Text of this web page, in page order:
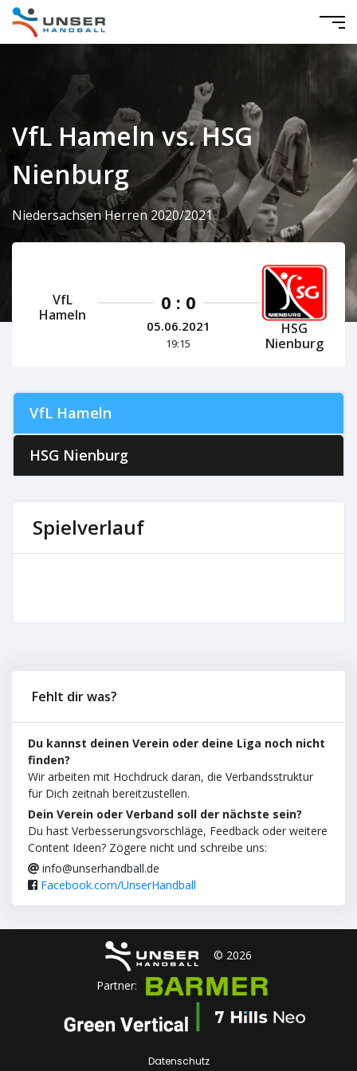
VfL Hameln vs. HSG
Nienburg
Niedersachsen Herren 2020/2021
VfL
Hameln
0 : 0
05.06.2021
19:15
HSG
Nienburg
VfL Hameln
HSG Nienburg
Spielverlauf
Fehlt dir was?
Du kannst deinen Verein oder deine Liga noch nicht
finden?
Wir arbeiten mit Hochdruck daran, die Verbandsstruktur
für Dich zeitnah bereitzustellen.
Dein Verein oder Verband soll der nächste sein?
Du hast Verbesserungsvorschläge, Feedback oder weitere
Content Ideen? Zögere nicht und schreibe uns:
info@unserhandball.de
Facebook.com/UnserHandball
© 2026
Partner:
Datenschutz